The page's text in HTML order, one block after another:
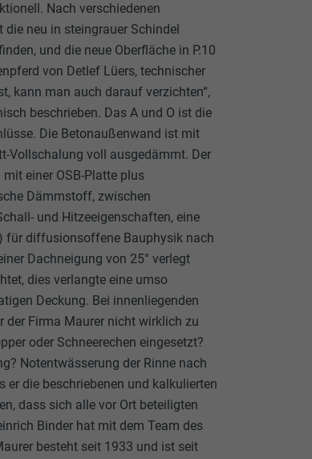
Nach verschiedenen
neu in steingrauer Schindel
und die neue Oberfläche in P.10
von Detlef Lüers, technischer
kann man auch darauf verzichten“,
beschrieben. Das A und O ist die
Die Betonaußenwand ist mit
Vollschalung voll ausgedämmt. Der
einer OSB-Platte plus
Dämmstoff, zwischen
und Hitzeeigenschaften, eine
für diffusionsoffene Bauphysik nach
Dachneigung von 25° verlegt
dies verlangte eine umso
Deckung. Bei innenliegenden
der Firma Maurer nicht wirklich zu
oder Schneerechen eingesetzt?
Notentwässerung der Rinne nach
er die beschriebenen und kalkulierten
dass sich alle vor Ort beteiligten
Binder hat mit dem Team des
besteht seit 1933 und ist seit